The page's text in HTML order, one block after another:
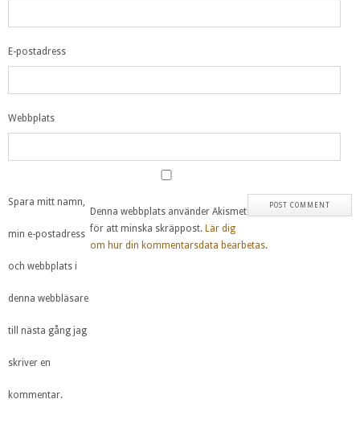
E-postadress
Webbplats
Spara mitt namn,
min e-postadress
och webbplats i
denna webbläsare
till nästa gång jag
skriver en
kommentar.
Denna webbplats använder Akismet
för att minska skräppost. Lär dig
om hur din kommentarsdata bearbetas.